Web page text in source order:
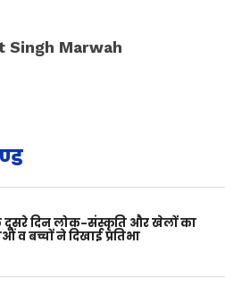
Singh Marwah
दूसरे दिन लोक-संस्कृति और खेलों का
व बच्चों ने दिखाई प्रतिभा